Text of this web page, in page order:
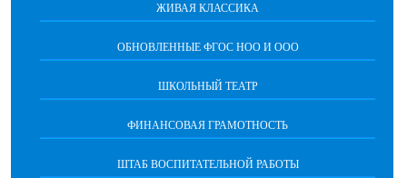
ЖИВАЯ КЛАССИКА
ОБНОВЛЕННЫЕ ФГОС НОО И ООО
ШКОЛЬНЫЙ ТЕАТР
ФИНАНСОВАЯ ГРАМОТНОСТЬ
ШТАБ ВОСПИТАТЕЛЬНОЙ РАБОТЫ